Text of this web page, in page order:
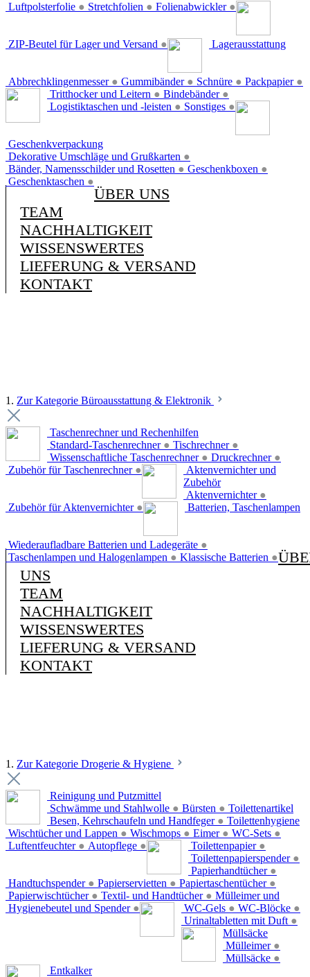
Luftpolsterfolie ● Stretchfolien ● Folienabwickler ●
ZIP-Beutel für Lager und Versand ●
Abbrechklingenmesser ● Gummibänder ● Schnüre ● Packpapier ●
Lagerausstattung
Tritthocker und Leitern ● Bindebänder ●
Logistiktaschen und -leisten ● Sonstiges ●
Geschenkverpackung
Dekorative Umschläge und Grußkarten ●
Bänder, Namensschilder und Rosetten ● Geschenkboxen ●
Geschenktaschen ●
ÜBER UNS
TEAM
NACHHALTIGKEIT
WISSENSWERTES
LIEFERUNG & VERSAND
KONTAKT
1. Zur Kategorie Büroausstattung & Elektronik
Taschenrechner und Rechenhilfen
Standard-Taschenrechner ● Tischrechner ●
Wissenschaftliche Taschenrechner ● Druckrechner ●
Zubehör für Taschenrechner ●
Aktenvernichter und
Zubehör
Aktenvernichter ●
Zubehör für Aktenvernichter ● Batterien, Taschenlampen
Wiederaufladbare Batterien und Ladegeräte ●
Taschenlampen und Halogenlampen ● Klassische Batterien ●
UNS
TEAM
NACHHALTIGKEIT
WISSENSWERTES
LIEFERUNG & VERSAND
KONTAKT
1. Zur Kategorie Drogerie & Hygiene
Reinigung und Putzmittel
Schwämme und Stahlwolle ● Bürsten ●
Besen, Kehrschaufeln und Handfeger ●
Wischtücher und Lappen ● Wischmops ● Eimer ● WC-Sets ●
Luftentfeuchter ● Autopflege ●
Toilettenartikel
Toilettenpapier ●
Toilettenpapierspender ●
Papierhandtücher ●
Handtuchspender ● Papierservietten ● Papiertaschentücher ●
Papierwischtücher ● Textil- und Handtücher ●
Hygienebeutel und Spender ●
Toilettenhygiene
WC-Gels ● WC-Blöcke ●
Urinaltabletten mit Duft ●
Mülleimer und
Müllsäcke
Mülleimer ●
Müllsäcke ●
Entkalker